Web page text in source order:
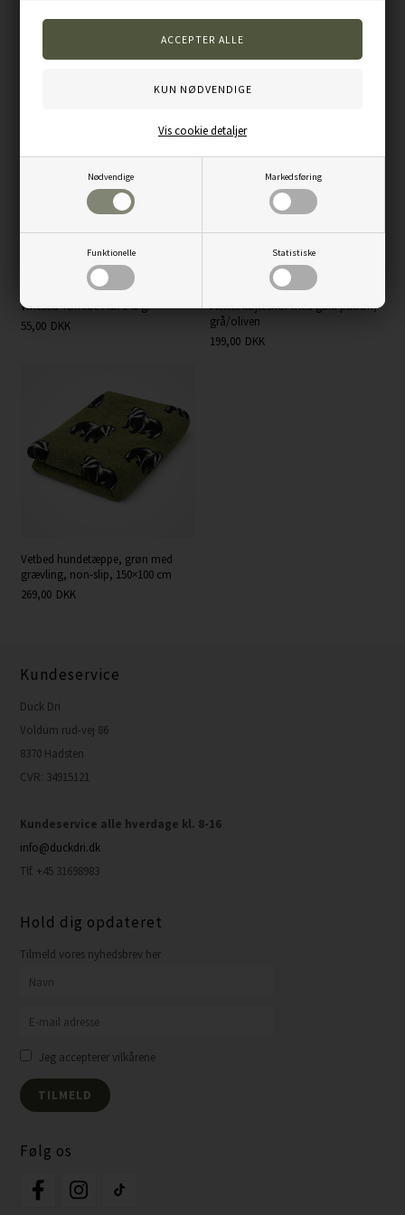
Nødvendige Markedsføring
Funktionelle Statistiske
Vis cookie detaljer
Andre kunder købte også...
Whesco Tørrede Fisk 140 g.
55,00 DKK
Flettet fløjtesnor med guld patron,
grå/oliven
199,00 DKK
Vetbed hundetæppe, grøn med
grævling, non-slip, 150×100 cm
269,00 DKK
Kundeservice
Duck Dri
Voldum rud-vej 86
8370 Hadsten
CVR: 34915121
Kundeservice alle hverdage kl. 8-16
info@duckdri.dk
Tlf. +45 31698983
Hold dig opdateret
Tilmeld vores nyhedsbrev her
Jeg accepterer vilkårene
Følg os